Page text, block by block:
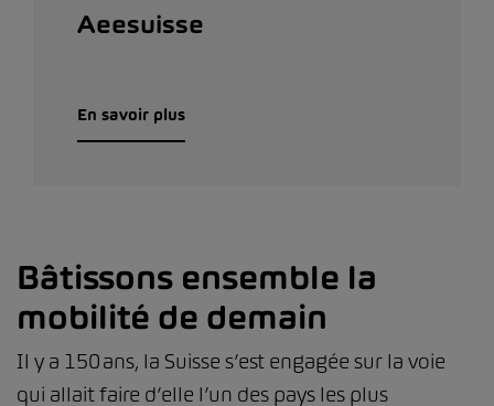
Aeesuisse
En savoir plus
Bâtissons ensemble la
mobilité de demain
Il y a 150 ans, la Suisse s’est engagée sur la voie
qui allait faire d’elle l’un des pays les plus